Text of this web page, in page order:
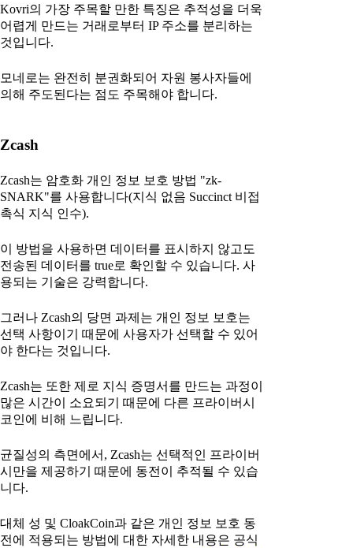
Kovri의 가장 주목할 만한 특징은 추적성을 더욱
어렵게 만드는 거래로부터 IP 주소를 분리하는
것입니다.
모네로는 완전히 분권화되어 자원 봉사자들에
의해 주도된다는 점도 주목해야 합니다.
Zcash
Zcash는 암호화 개인 정보 보호 방법 "zk-
SNARK"를 사용합니다(지식 없음 Succinct 비접
촉식 지식 인수).
이 방법을 사용하면 데이터를 표시하지 않고도
전송된 데이터를 true로 확인할 수 있습니다. 사
용되는 기술은 강력합니다.
그러나 Zcash의 당면 과제는 개인 정보 보호는
선택 사항이기 때문에 사용자가 선택할 수 있어
야 한다는 것입니다.
Zcash는 또한 제로 지식 증명서를 만드는 과정이
많은 시간이 소요되기 때문에 다른 프라이버시
코인에 비해 느립니다.
균질성의 측면에서, Zcash는 선택적인 프라이버
시만을 제공하기 때문에 동전이 추적될 수 있습
니다.
대체 성 및 CloakCoin과 같은 개인 정보 보호 동
전에 적용되는 방법에 대한 자세한 내용은 공식